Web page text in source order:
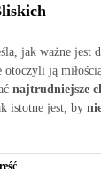
jak ważne jest
otoczyli ją
najtrudniejsze
istotne jest, by